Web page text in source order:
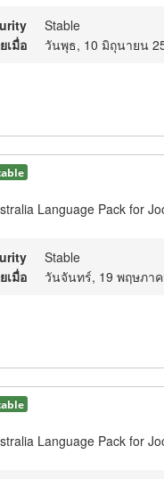
Stable
เมื่อ
วันพุธ, 10 มิถุนายน
Language Pack for
Stable
เมื่อ
วันจันทร์, 19 พฤษภา
Language Pack for